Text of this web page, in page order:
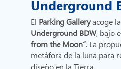
Underground
El Parking Galleryacoge
Underground BDW, bajo
from the Moon”. La
metáfora de la luna para
diseño en la Tierra.